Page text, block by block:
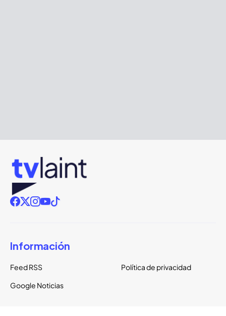
Información
Feed RSS
Política de privacidad
Google Noticias